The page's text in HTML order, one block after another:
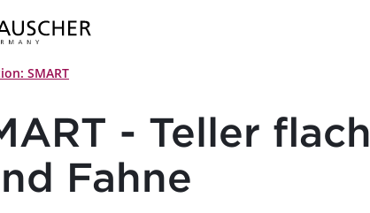
SMART
- Teller flach
Fahne